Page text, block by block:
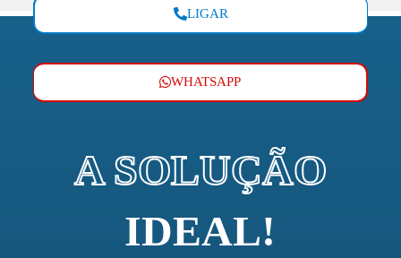
LIGAR
WHATSAPP
A SOLUÇÃO
IDEAL!